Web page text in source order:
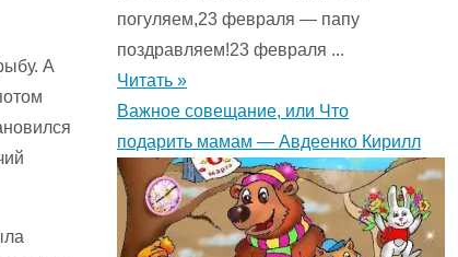
А
погуляем,23 февраля — папу
поздравляем!23 февраля ...
Читать »
Важное совещание, или Что
подарить мамам — Авдеенко Кирилл